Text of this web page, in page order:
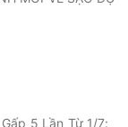
5 Lần Từ 1/7: